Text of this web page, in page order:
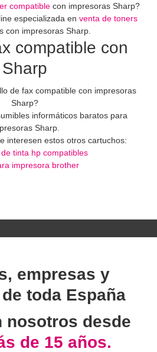
compatible con impresoras Sharp?
especializada en venta de toners
con impresoras Sharp.
compatible con
Sharp
de fax compatible con impresoras
Sharp?
informáticos baratos para
Sharp.
interesen estos otros cartuchos:
tinta hp compatibles
impresora brother
empresas y
toda España
nosotros desde
de 15 años.